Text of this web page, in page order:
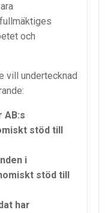
och
vill undertecknad
AB:s
stöd till
i
stöd till
har